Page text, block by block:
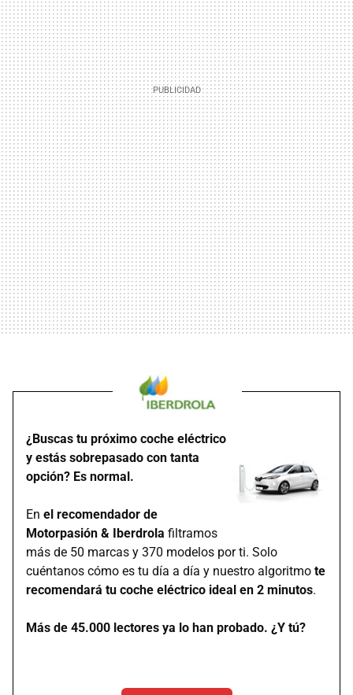
¿Buscas tu próximo coche eléctrico
y estás sobrepasado con tanta
opción? Es normal.
En el recomendador de
Motorpasión & Iberdrola filtramos
más de 50 marcas y 370 modelos por ti. Solo
cuéntanos cómo es tu día a día y nuestro algoritmo te
recomendará tu coche eléctrico ideal en 2 minutos.
Más de 45.000 lectores ya lo han probado. ¿Y tú?